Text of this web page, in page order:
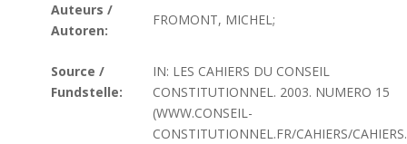
Auteurs /
Autoren:
FROMONT, MICHEL;
Source /
Fundstelle:
IN: LES CAHIERS DU CONSEIL
CONSTITUTIONNEL. 2003. NUMERO 15
(WWW.CONSEIL-
CONSTITUTIONNEL.FR/CAHIERS/